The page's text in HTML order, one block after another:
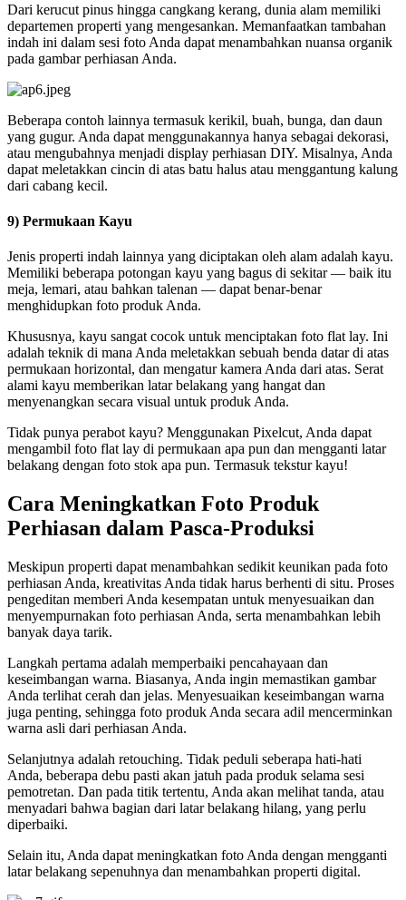
Dari kerucut pinus hingga cangkang kerang, dunia alam memiliki
departemen properti yang mengesankan. Memanfaatkan tambahan
indah ini dalam sesi foto Anda dapat menambahkan nuansa organik
pada gambar perhiasan Anda.
Beberapa contoh lainnya termasuk kerikil, buah, bunga, dan daun
yang gugur. Anda dapat menggunakannya hanya sebagai dekorasi,
atau mengubahnya menjadi display perhiasan DIY. Misalnya, Anda
dapat meletakkan cincin di atas batu halus atau menggantung kalung
dari cabang kecil.
9) Permukaan Kayu
Jenis properti indah lainnya yang diciptakan oleh alam adalah kayu.
Memiliki beberapa potongan kayu yang bagus di sekitar — baik itu
meja, lemari, atau bahkan talenan — dapat benar-benar
menghidupkan foto produk Anda.
Khususnya, kayu sangat cocok untuk menciptakan foto flat lay. Ini
adalah teknik di mana Anda meletakkan sebuah benda datar di atas
permukaan horizontal, dan mengatur kamera Anda dari atas. Serat
alami kayu memberikan latar belakang yang hangat dan
menyenangkan secara visual untuk produk Anda.
Tidak punya perabot kayu? Menggunakan Pixelcut, Anda dapat
mengambil foto flat lay di permukaan apa pun dan mengganti latar
belakang dengan foto stok apa pun. Termasuk tekstur kayu!
Cara Meningkatkan Foto Produk
Perhiasan dalam Pasca-Produksi
Meskipun properti dapat menambahkan sedikit keunikan pada foto
perhiasan Anda, kreativitas Anda tidak harus berhenti di situ. Proses
pengeditan memberi Anda kesempatan untuk menyesuaikan dan
menyempurnakan foto perhiasan Anda, serta menambahkan lebih
banyak daya tarik.
Langkah pertama adalah memperbaiki pencahayaan dan
keseimbangan warna. Biasanya, Anda ingin memastikan gambar
Anda terlihat cerah dan jelas. Menyesuaikan keseimbangan warna
juga penting, sehingga foto produk Anda secara adil mencerminkan
warna asli dari perhiasan Anda.
Selanjutnya adalah retouching. Tidak peduli seberapa hati-hati
Anda, beberapa debu pasti akan jatuh pada produk selama sesi
pemotretan. Dan pada titik tertentu, Anda akan melihat tanda, atau
menyadari bahwa bagian dari latar belakang hilang, yang perlu
diperbaiki.
Selain itu, Anda dapat meningkatkan foto Anda dengan mengganti
latar belakang sepenuhnya dan menambahkan properti digital.